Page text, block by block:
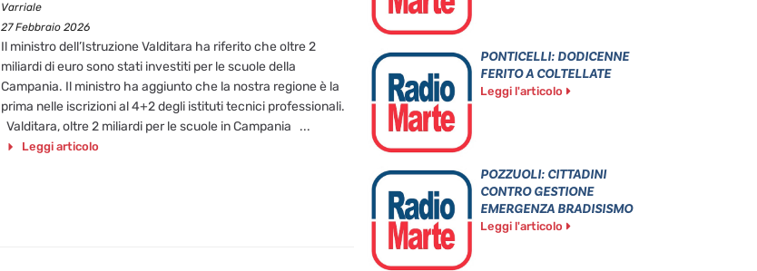
Varriale
27 Febbraio 2026
Il ministro dell’Istruzione Valditara ha riferito che oltre 2
miliardi di euro sono stati investiti per le scuole della
Campania. Il ministro ha aggiunto che la nostra regione è la
prima nelle iscrizioni al 4+2 degli istituti tecnici professionali.
Valditara, oltre 2 miliardi per le scuole in Campania ...
Leggi articolo
PONTICELLI: DODICENNE
FERITO A COLTELLATE
Leggi l'articolo
POZZUOLI: CITTADINI
CONTRO GESTIONE
EMERGENZA BRADISISMO
Leggi l'articolo